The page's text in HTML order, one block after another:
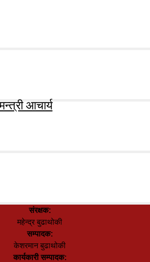
आचार्य
संरक्षक:
महेन्द्र बुढाथोकी
सम्पादक:
केशरमान बुढाथोकी
कार्यकारी सम्पादक: